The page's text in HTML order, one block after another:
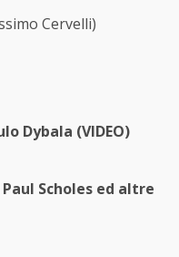
Cervelli)
Dybala (VIDEO)
Scholes ed altre